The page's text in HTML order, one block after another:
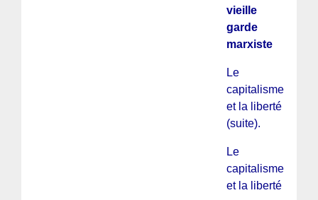
vieille
garde
marxiste
Le
capitalisme
et la liberté
(suite).
Le
capitalisme
et la liberté